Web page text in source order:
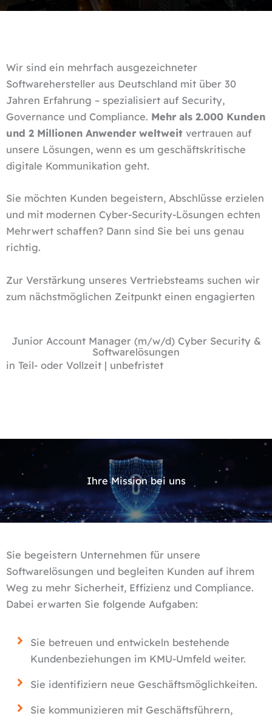
Wir sind ein mehrfach ausgezeichneter
Softwarehersteller aus Deutschland mit über 30
Jahren Erfahrung – spezialisiert auf Security,
Governance und Compliance. Mehr als 2.000 Kunden
und 2 Millionen Anwender weltweit vertrauen auf
unsere Lösungen, wenn es um geschäftskritische
digitale Kommunikation geht.
Sie möchten Kunden begeistern, Abschlüsse erzielen
und mit modernen Cyber-Security-Lösungen echten
Mehrwert schaffen? Dann sind Sie bei uns genau
richtig.
Zur Verstärkung unseres Vertriebsteams suchen wir
zum nächstmöglichen Zeitpunkt einen enga­gierten
Junior Account Manager (m/w/d) Cyber Security &
Softwarelösungen
in Teil- oder Vollzeit | unbefristet
Ihre Mission bei uns
Sie begeistern Unternehmen für unsere
Softwarelösungen und begleiten Kunden auf ihrem
Weg zu mehr Sicherheit, Effizienz und Compliance.
Dabei erwarten Sie folgende Aufgaben:
Sie betreuen und entwickeln bestehende
Kundenbeziehungen im KMU-Umfeld weiter.
Sie identifiziern neue Geschäftsmöglichkeiten.
Sie kommunizieren mit Geschäftsführern,